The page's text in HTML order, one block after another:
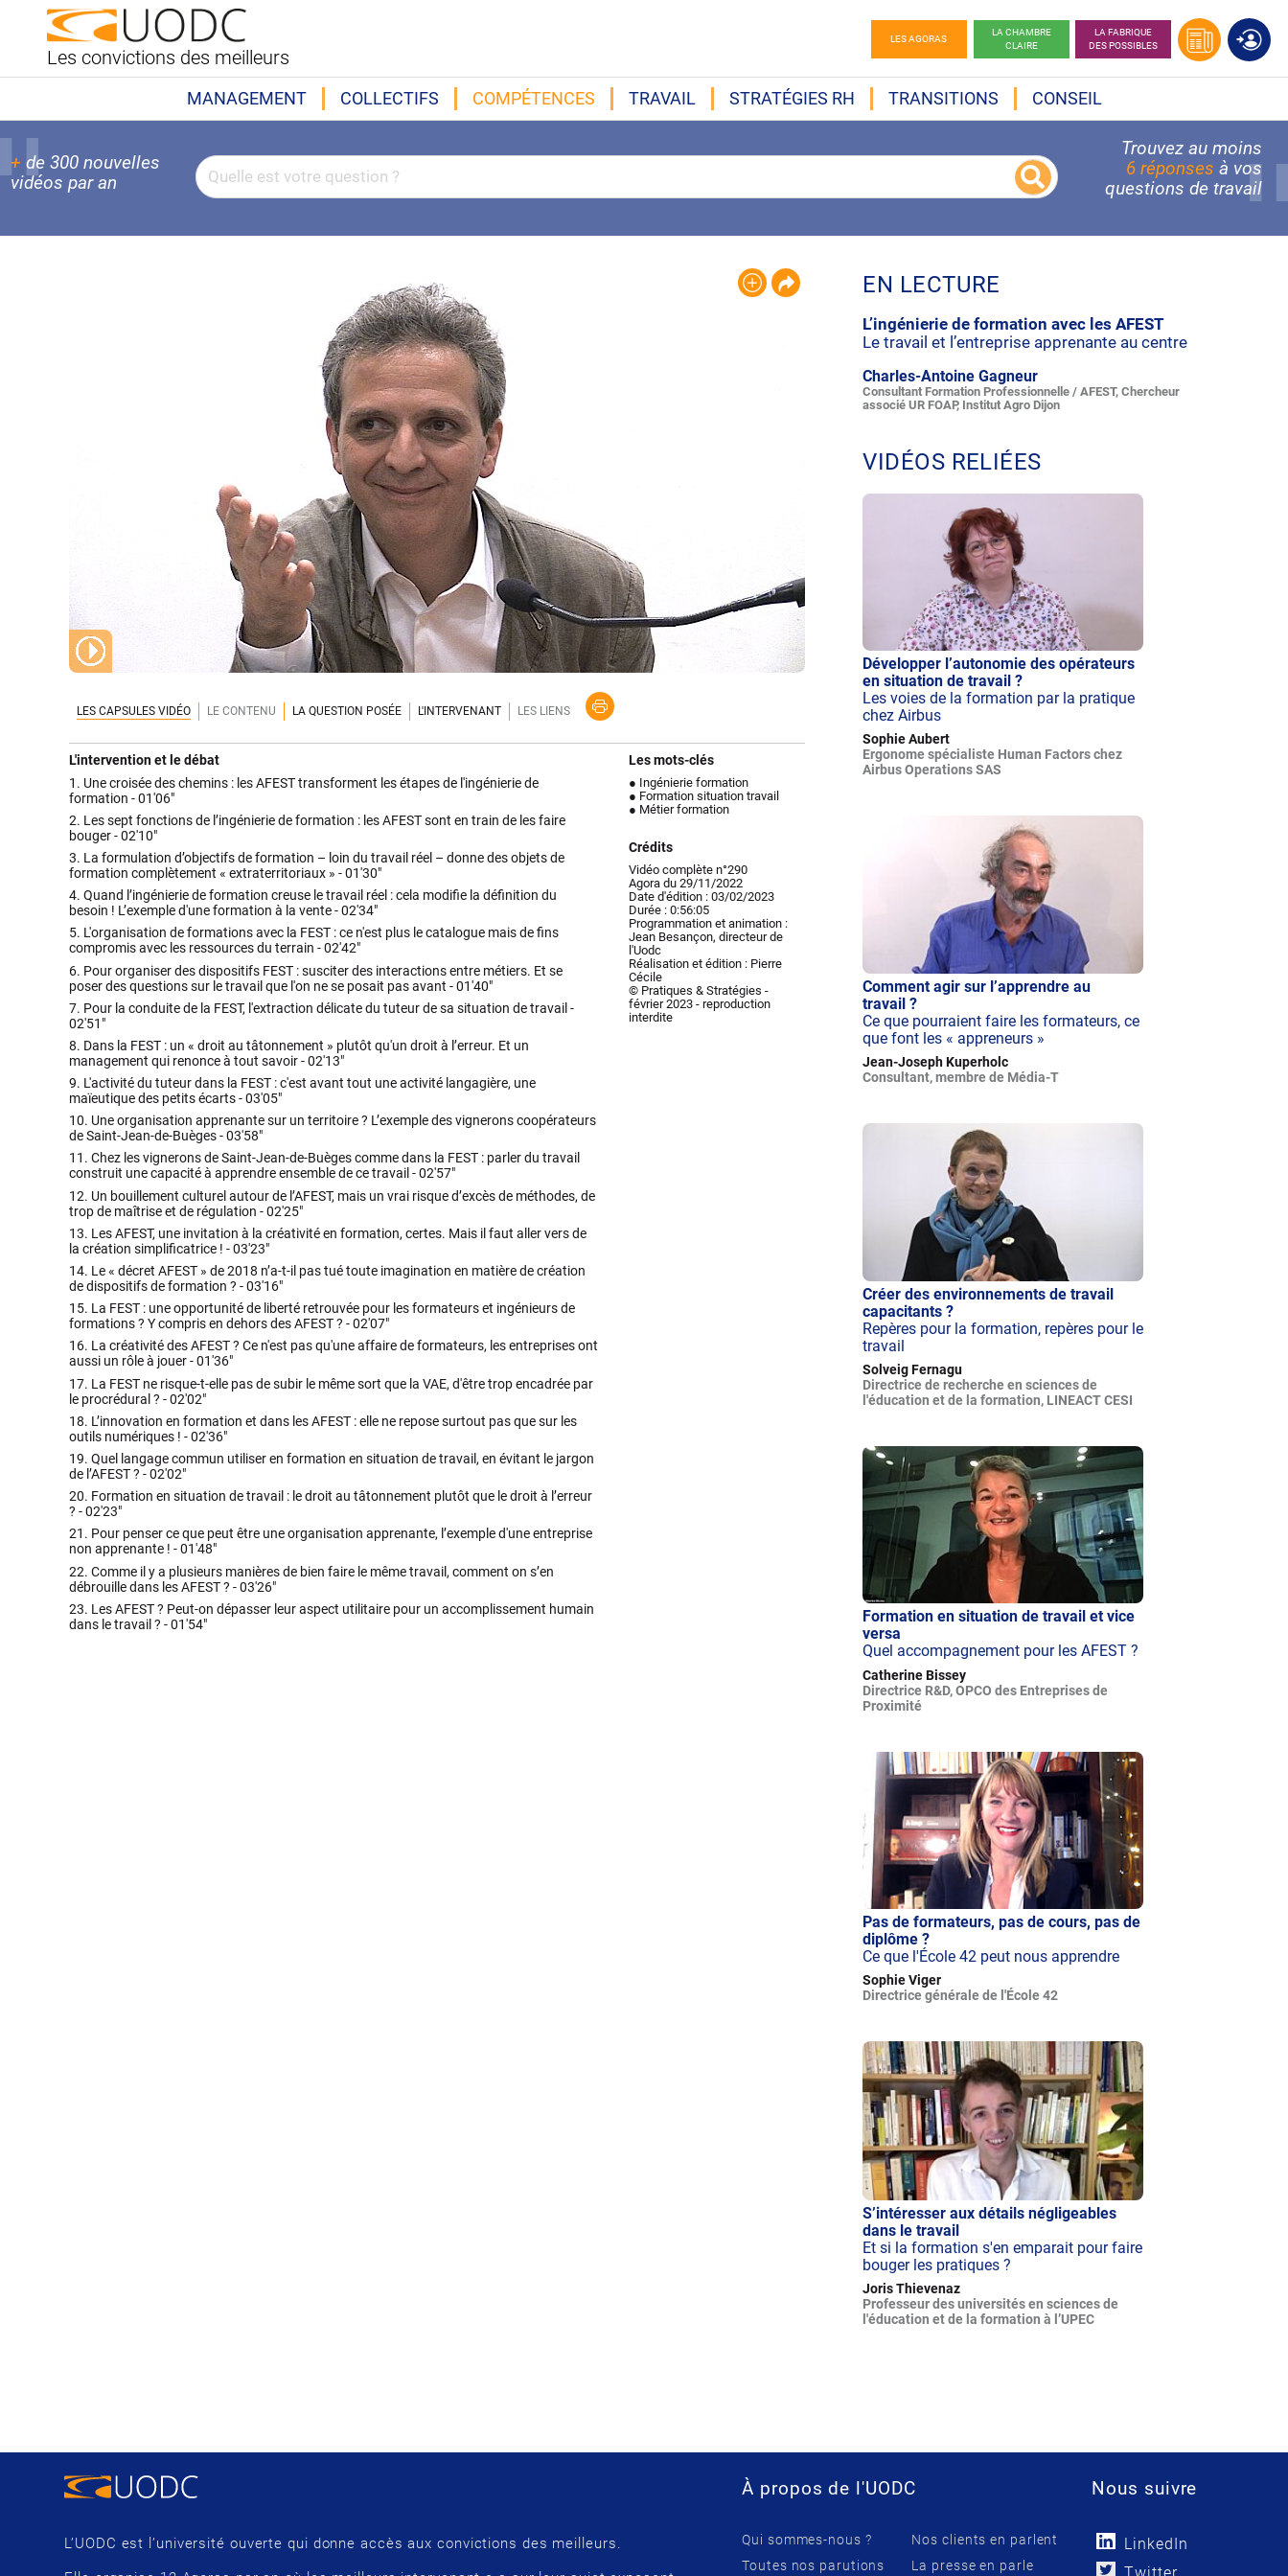
Les convictions des meilleurs
LES AGORAS
LA CHAMBRE
CLAIRE
LA FABRIQUE
DES POSSIBLES
MANAGEMENT COLLECTIFS COMPÉTENCES TRAVAIL STRATÉGIES RH TRANSITIONS CONSEIL
+ de 300 nouvelles
vidéos par an
Trouvez au moins
6 réponses à vos
questions de travail
LES CAPSULES VIDÉO LE CONTENU LA QUESTION POSÉE L'INTERVENANT LES LIENS
L'intervention et le débat
1. Une croisée des chemins : les AFEST transforment les étapes de l'ingénierie de
formation -01'06"
2. Les sept fonctions de l’ingénierie de formation : les AFEST sont en train de les faire
bouger -02'10"
3. La formulation d’objectifs de formation – loin du travail réel – donne des objets de
formation complètement « extraterritoriaux » -01'30"
4. Quand l’ingénierie de formation creuse le travail réel : cela modifie la définition du
besoin ! L’exemple d'une formation à la vente -02'34"
5. L'organisation de formations avec la FEST : ce n'est plus le catalogue mais de fins
compromis avec les ressources du terrain -02'42"
6. Pour organiser des dispositifs FEST : susciter des interactions entre métiers. Et se
poser des questions sur le travail que l'on ne se posait pas avant -01'40"
7. Pour la conduite de la FEST, l'extraction délicate du tuteur de sa situation de travail -
02'51"
8. Dans la FEST : un « droit au tâtonnement » plutôt qu'un droit à l’erreur. Et un
management qui renonce à tout savoir -02'13"
9. L'activité du tuteur dans la FEST : c'est avant tout une activité langagière, une
maïeutique des petits écarts -03'05"
10. Une organisation apprenante sur un territoire ? L’exemple des vignerons coopérateurs
de Saint-Jean-de-Buèges -03'58"
11. Chez les vignerons de Saint-Jean-de-Buèges comme dans la FEST : parler du travail
construit une capacité à apprendre ensemble de ce travail -02'57"
12. Un bouillement culturel autour de l’AFEST, mais un vrai risque d’excès de méthodes, de
trop de maîtrise et de régulation -02'25"
13. Les AFEST, une invitation à la créativité en formation, certes. Mais il faut aller vers de
la création simplificatrice ! -03'23"
14. Le « décret AFEST » de 2018 n’a-t-il pas tué toute imagination en matière de création
de dispositifs de formation ? -03'16"
15. La FEST : une opportunité de liberté retrouvée pour les formateurs et ingénieurs de
formations ? Y compris en dehors des AFEST ? -02'07"
16. La créativité des AFEST ? Ce n'est pas qu'une affaire de formateurs, les entreprises ont
aussi un rôle à jouer -01'36"
17. La FEST ne risque-t-elle pas de subir le même sort que la VAE, d'être trop encadrée par
le procrédural ? -02'02"
18. L’innovation en formation et dans les AFEST : elle ne repose surtout pas que sur les
outils numériques ! -02'36"
19. Quel langage commun utiliser en formation en situation de travail, en évitant le jargon
de l’AFEST ? -02'02"
20. Formation en situation de travail : le droit au tâtonnement plutôt que le droit à l’erreur
? -02'23"
21. Pour penser ce que peut être une organisation apprenante, l’exemple d'une entreprise
non apprenante ! -01'48"
22. Comme il y a plusieurs manières de bien faire le même travail, comment on s’en
débrouille dans les AFEST ? -03'26"
23. Les AFEST ? Peut-on dépasser leur aspect utilitaire pour un accomplissement humain
dans le travail ? -01'54"
Les mots-clés
● Ingénierie formation
● Formation situation travail
● Métier formation
Crédits
Vidéo complète n°290
Agora du 29/11/2022
Date d'édition : 03/02/2023
Durée : 0:56:05
Programmation et animation :
Jean Besançon, directeur de
l'Uodc
Réalisation et édition : Pierre
Cécile
© Pratiques & Stratégies -
février 2023 - reproduction
interdite
EN LECTURE
L’ingénierie de formation avec les AFEST
Le travail et l’entreprise apprenante au centre
Charles-Antoine Gagneur
Consultant Formation Professionnelle / AFEST, Chercheur
associé UR FOAP, Institut Agro Dijon
VIDÉOS RELIÉES
Développer l’autonomie des opérateurs
en situation de travail ?
Les voies de la formation par la pratique
chez Airbus
Sophie Aubert
Ergonome spécialiste Human Factors chez
Airbus Operations SAS
Comment agir sur l’apprendre au
travail ?
Ce que pourraient faire les formateurs, ce
que font les « appreneurs »
Jean-Joseph Kuperholc
Consultant, membre de Média-T
Créer des environnements de travail
capacitants ?
Repères pour la formation, repères pour le
travail
Solveig Fernagu
Directrice de recherche en sciences de
l'éducation et de la formation, LINEACT CESI
Formation en situation de travail et vice
versa
Quel accompagnement pour les AFEST ?
Catherine Bissey
Directrice R&D, OPCO des Entreprises de
Proximité
Pas de formateurs, pas de cours, pas de
diplôme ?
Ce que l'École 42 peut nous apprendre
Sophie Viger
Directrice générale de l'École 42
S’intéresser aux détails négligeables
dans le travail
Et si la formation s'en emparait pour faire
bouger les pratiques ?
Joris Thievenaz
Professeur des universités en sciences de
l'éducation et de la formation à l’UPEC
L’UODC est l’université ouverte qui donne accès aux convictions des meilleurs.
À propos de l'UODC
Qui sommes-nous ?
Toutes nos parutions
Nos clients en parlent
La presse en parle
Nous suivre
LinkedIn